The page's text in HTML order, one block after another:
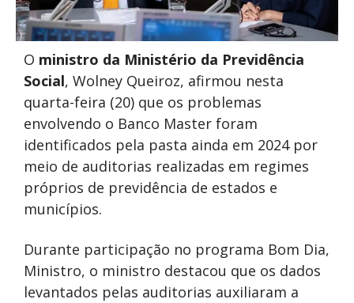
O ministro da Ministério da Previdência
Social, Wolney Queiroz, afirmou nesta
quarta-feira (20) que os problemas
envolvendo o Banco Master foram
identificados pela pasta ainda em 2024 por
meio de auditorias realizadas em regimes
próprios de previdência de estados e
municípios.
Durante participação no programa Bom Dia,
Ministro, o ministro destacou que os dados
levantados pelas auditorias auxiliaram a